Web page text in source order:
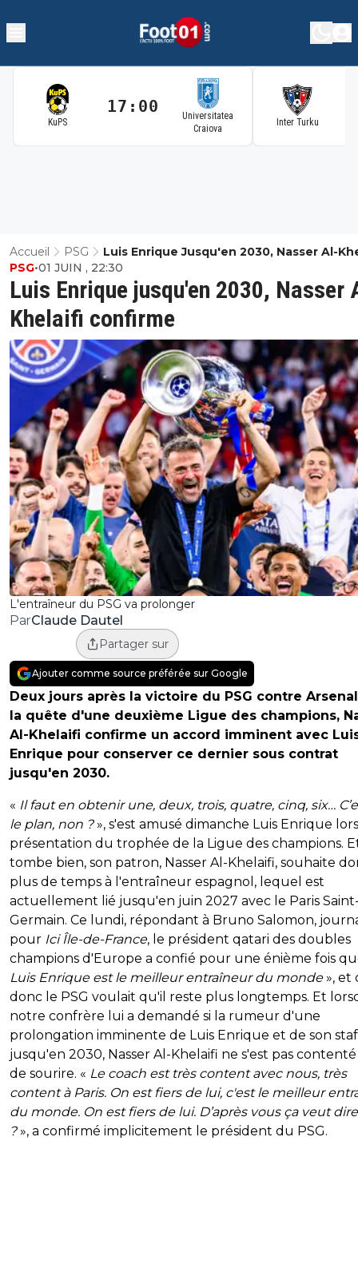
KuPS
17:00
Universitatea
Craiova
Inter Turku
Accueil PSG
Luis Enrique Jusqu'en 2030, Nasser Al-
Confirme
L'entraîneur du PSG va prolonger
Luis Enrique jusqu'en 2030, Nasser
Khelaifi confirme
PSG•01 JUIN , 22:30
ParClaude Dautel
Partager sur
Ajouter comme source préférée sur Google
Deux jours après la victoire du PSG contre
la quête d'une deuxième Ligue des champions,
Al-Khelaifi confirme un accord imminent avec
Enrique pour conserver ce dernier sous contrat
jusqu'en 2030.
« Il faut en obtenir une, deux, trois, quatre, cinq, six…
le plan, non ?», s'est amusé dimanche Luis Enrique
présentation du trophée de la Ligue des champions.
tombe bien, son patron, Nasser Al-Khelaifi, souhaite
plus de temps à l'entraîneur espagnol, lequel est
actuellement lié jusqu'en juin 2027 avec le Paris
Germain. Ce lundi, répondant à Bruno Salomon,
pour Ici Île-de-France, le président qatari des doubles
champions d'Europe a confié pour une énième fois
Luis Enrique est le meilleur entraîneur du monde», et
donc le PSG voulait qu'il reste plus longtemps. Et
notre confrère lui a demandé si la rumeur d'une
prolongation imminente de Luis Enrique et de son
jusqu'en 2030, Nasser Al-Khelaifi ne s'est pas
de sourire. « Le coach est très content avec nous, très
content à Paris. On est fiers de lui, c'est le meilleur
du monde. On est fiers de lui. D’après vous ça veut
?», a confirmé implicitement le président du PSG.